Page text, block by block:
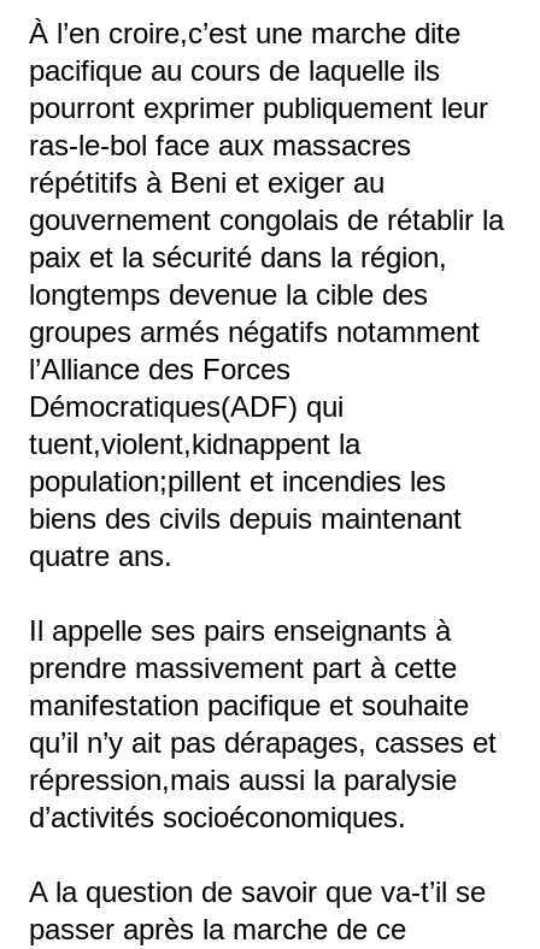
À l’en croire,c’est une marche dite
pacifique au cours de laquelle ils
pourront exprimer publiquement leur
ras-le-bol face aux massacres
répétitifs à Beni et exiger au
gouvernement congolais de rétablir la
paix et la sécurité dans la région,
longtemps devenue la cible des
groupes armés négatifs notamment
l’Alliance des Forces
Démocratiques(ADF) qui
tuent,violent,kidnappent la
population;pillent et incendies les
biens des civils depuis maintenant
quatre ans.
Il appelle ses pairs enseignants à
prendre massivement part à cette
manifestation pacifique et souhaite
qu’il n’y ait pas dérapages, casses et
répression,mais aussi la paralysie
d’activités socioéconomiques.
A la question de savoir que va-t’il se
passer après la marche de ce